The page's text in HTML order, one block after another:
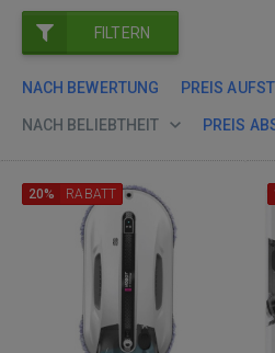
FILTERN
NACH BEWERTUNG PREIS
NACH BELIEBTHEIT PREIS
20% RABATT